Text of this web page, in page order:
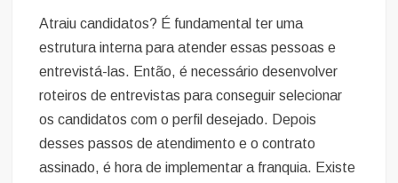
Atraiu candidatos? É fundamental ter uma
estrutura interna para atender essas pessoas e
entrevistá-las. Então, é necessário desenvolver
roteiros de entrevistas para conseguir selecionar
os candidatos com o perfil desejado. Depois
desses passos de atendimento e o contrato
assinado, é hora de implementar a franquia. Existe